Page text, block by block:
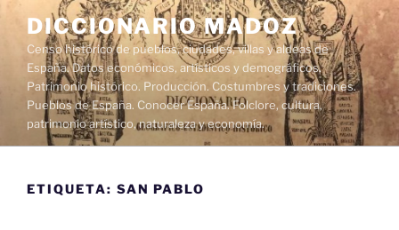
contenido
DICCIONARIO MADOZ
Censo histórico de pueblos, ciudades, villas y aldeas de
España. Datos económicos, artísticos y demográficos.
Patrimonio histórico. Producción. Costumbres y tradiciones.
Pueblos de España. Conocer España. Folclore, cultura,
patrimonio artístico, naturaleza y economía.
ETIQUETA: SAN PABLO